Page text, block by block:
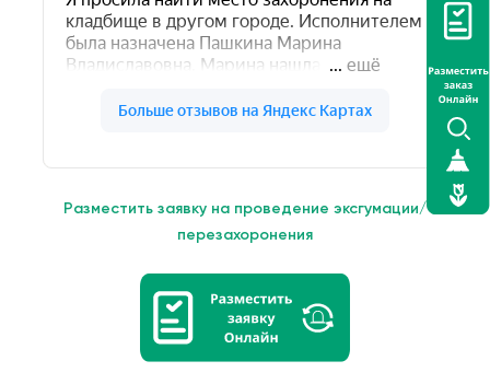
Разместить заявку на проведение эксгумации/
перезахоронения